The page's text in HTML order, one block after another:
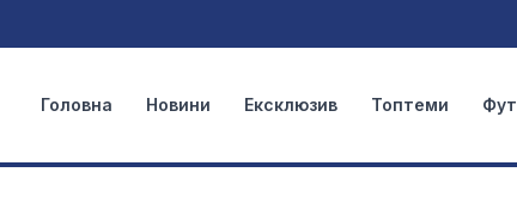
Головна Новини Ексклюзив Топтеми